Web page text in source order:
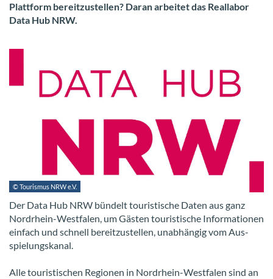
Platt­form be­reit­zu­stel­len? Daran ar­bei­tet das Re­al­la­bor
Data Hub NRW.
© Tou­ris­mus NRW e.V.
Der Data Hub NRW bün­delt tou­ris­ti­sche Daten aus ganz
Nordrhein-​Westfalen, um Gäs­ten tou­ris­ti­sche In­for­ma­tio­nen
ein­fach und schnell be­reit­zu­stel­len, un­ab­hän­gig vom Aus­
spie­lungs­ka­nal.
Alle tou­ris­ti­schen Re­gio­nen in Nordrhein-​Westfalen sind an